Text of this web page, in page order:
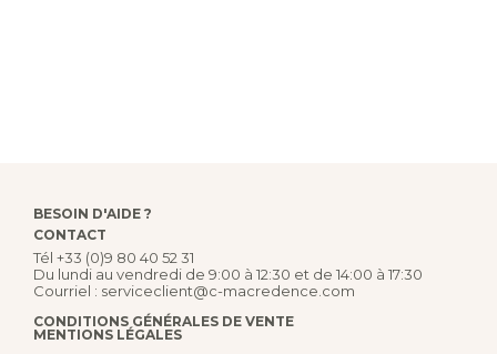
BESOIN D'AIDE ?
CONTACT
Tél +33 (0)9 80 40 52 31
Du lundi au vendredi de 9:00 à 12:30 et de 14:00 à 17:30
Courriel : serviceclient@c-macredence.com
CONDITIONS GÉNÉRALES DE VENTE
MENTIONS LÉGALES